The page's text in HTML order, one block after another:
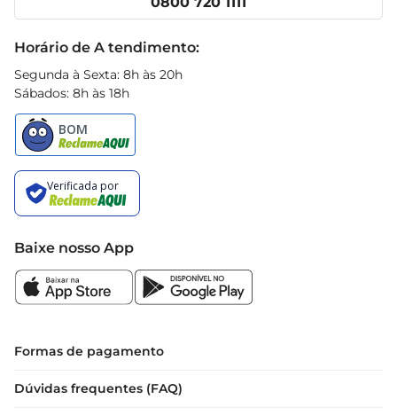
Horário de A tendimento:
Segunda à Sexta: 8h às 20h
Sábados: 8h às 18h
Baixe nosso App
Formas de pagamento
Dúvidas frequentes (FAQ)